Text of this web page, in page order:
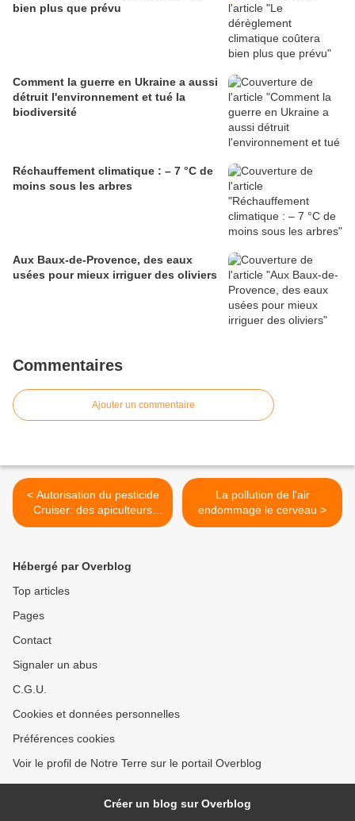
bien plus que prévu
Comment la guerre en Ukraine a aussi
détruit l'environnement et tué la
biodiversité
Réchauffement climatique : – 7 °C de
moins sous les arbres
Aux Baux-de-Provence, des eaux
usées pour mieux irriguer des oliviers
Commentaires
Ajouter un commentaire
< Autorisation du pesticide
Cruiser: des apiculteurs
saisissent le Conseil d'Etat
La pollution de l'air
endommage le cerveau >
Hébergé par Overblog
Top articles
Pages
Contact
Signaler un abus
C.G.U.
Cookies et données personnelles
Préférences cookies
Voir le profil de Notre Terre sur le portail Overblog
Créer un blog sur Overblog